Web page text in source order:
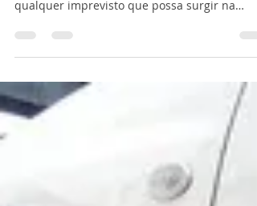
Se você está planejando uma viagem
e segura, é essencial estar preparado para